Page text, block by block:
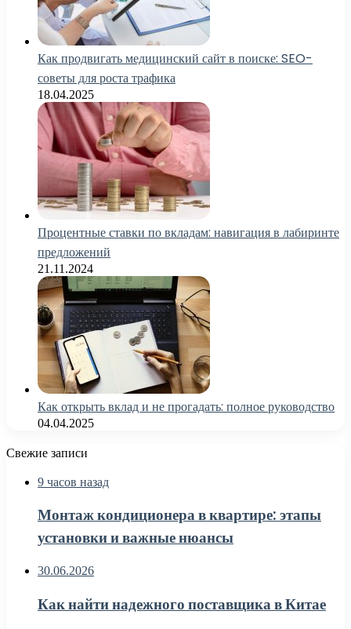
Как продвигать медицинский сайт в поиске: SEO-
советы для роста трафика
18.04.2025
Процентные ставки по вкладам: навигация в лабиринте
предложений
21.11.2024
Как открыть вклад и не прогадать: полное руководство
04.04.2025
Свежие записи
9 часов назад
Монтаж кондиционера в квартире: этапы
установки и важные нюансы
30.06.2026
Как найти надежного поставщика в Китае